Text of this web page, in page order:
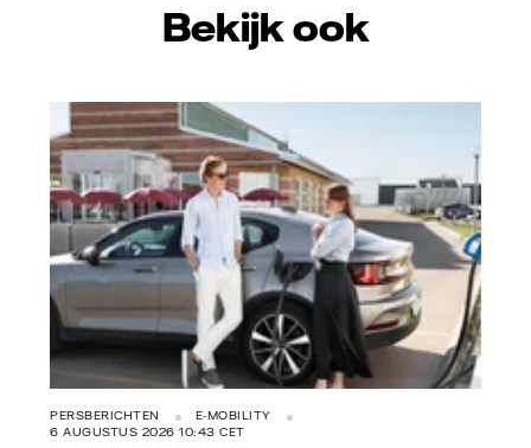
Bekijk ook
Vattenfall/Jeanette Hägglund
PERSBERICHTEN
E-MOBILITY
6 AUGUSTUS 2026 10:43 CET